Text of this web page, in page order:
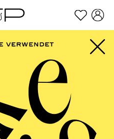
Zum Footer springen